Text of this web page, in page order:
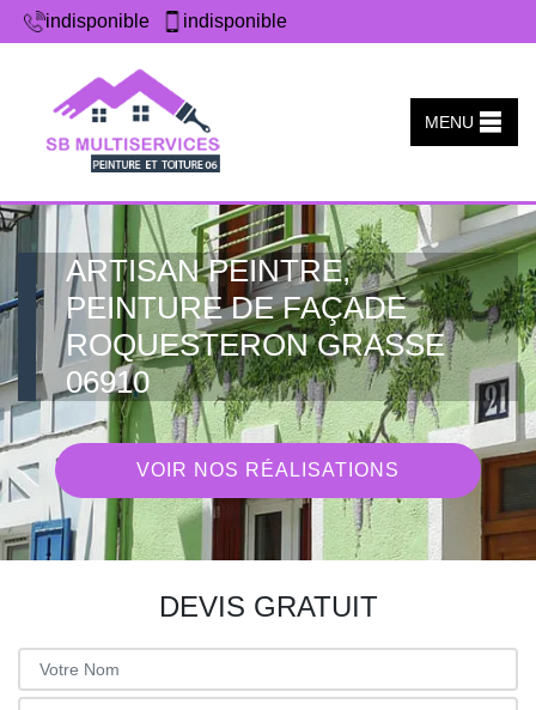
indisponible indisponible
MENU
ARTISAN PEINTRE,
PEINTURE DE FAÇADE
ROQUESTERON GRASSE
06910
VOIR NOS RÉALISATIONS
DEVIS GRATUIT